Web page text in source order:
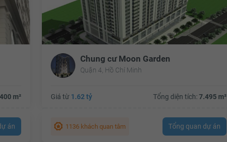
m²
án
Chung cư Moon Garden
Quận 4, Hồ Chí Minh
Giá từ 1.62 tỷ Tổng diện tích: 7.495 m²
1136 khách quan tâm Tổng quan dự án